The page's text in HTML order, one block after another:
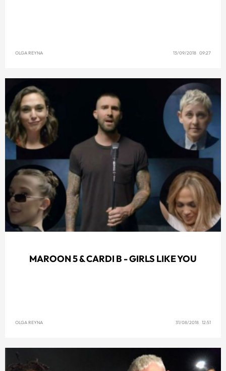
OLGA REYNA 13/09/2018 09:27
MAROON 5 & CARDI B - GIRLS LIKE YOU
OLGA REYNA 31/08/2018 12:51